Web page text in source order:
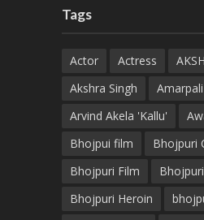
Tags
Actor Actress
Akshra Singh
Arvind Akela 'Kallu'
Bhojpui film
Bhojpuri
Bhojpuri Film
Bhojpuri Heroin